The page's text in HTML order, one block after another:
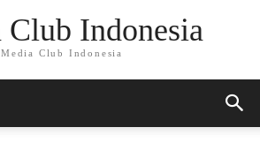
Club Indonesia
Media Club Indonesia